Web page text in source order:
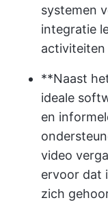
systemen
integratie
activiteiten
**Naast
ideale
en
video
ervoor dat
zich